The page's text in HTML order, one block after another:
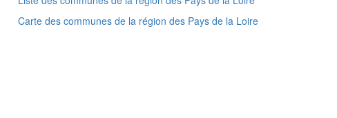
Carte des communes de la région des Pays de la Loire